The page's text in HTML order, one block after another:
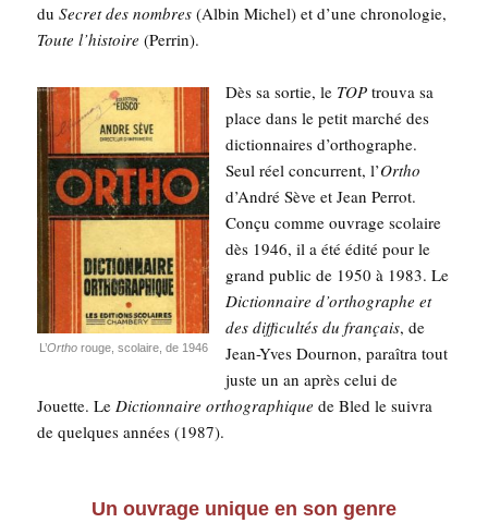
duSecret des nombres (Albin Michel) et d’une chro­no­lo­gie,
Toute l’his­toire (Per­rin).
L’Orthorouge, sco­laire, de 1946
Dès sa sor­tie, le TOP trou­va sa
place dans le petit mar­ché des
dic­tion­naires d’or­tho­graphe.
Seul réel concur­rent, l’Ortho
d’An­dré Sève et Jean Per­rot.
Conçu comme ouvrage sco­laire
dès 1946, il a été édi­té pour le
grand public de 1950 à 1983. Le
Dic­tion­naire d’or­tho­graphe et
des dif­fi­cul­tés du fran­çais, de
Jean-Yves Dour­non, paraî­tra tout
juste un an après celui de
Jouette. LeDic­tion­naire ortho­gra­phique de Bled le sui­vra
de quelques années (1987).
Un ouvrage unique en son genre